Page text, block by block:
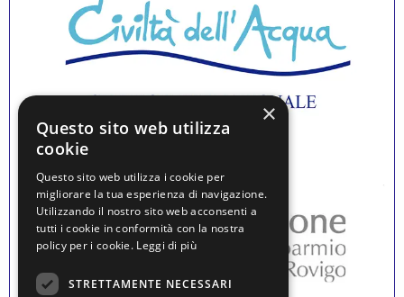
×
Questo sito web utilizza
cookie
Questo sito web utilizza i cookie per
migliorare la tua esperienza di navigazione.
Utilizzando il nostro sito web acconsenti a
tutti i cookie in conformità con la nostra
policy per i cookie. Leggi di più
STRETTAMENTE NECESSARI